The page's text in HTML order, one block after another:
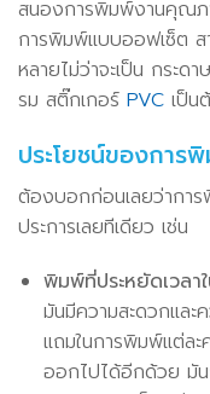
สนองการพิมพ์งานคุณภ
การพิมพ์แบบออฟเซ็ต ส
หลายไม่ว่าจะเป็น กระด
รม สติ๊กเกอร์ PVC เป็น
ประโยชน์ของกา
ต้องบอกก่อนเลยว่ากา
ประการเลยทีเดียว เช่น
พิมพ์ที่ประหยัดเวลา
มันมีความสะดวกและ
แถมในการพิมพ์แต่ละ
ออกไปได้อีกด้วย มัน